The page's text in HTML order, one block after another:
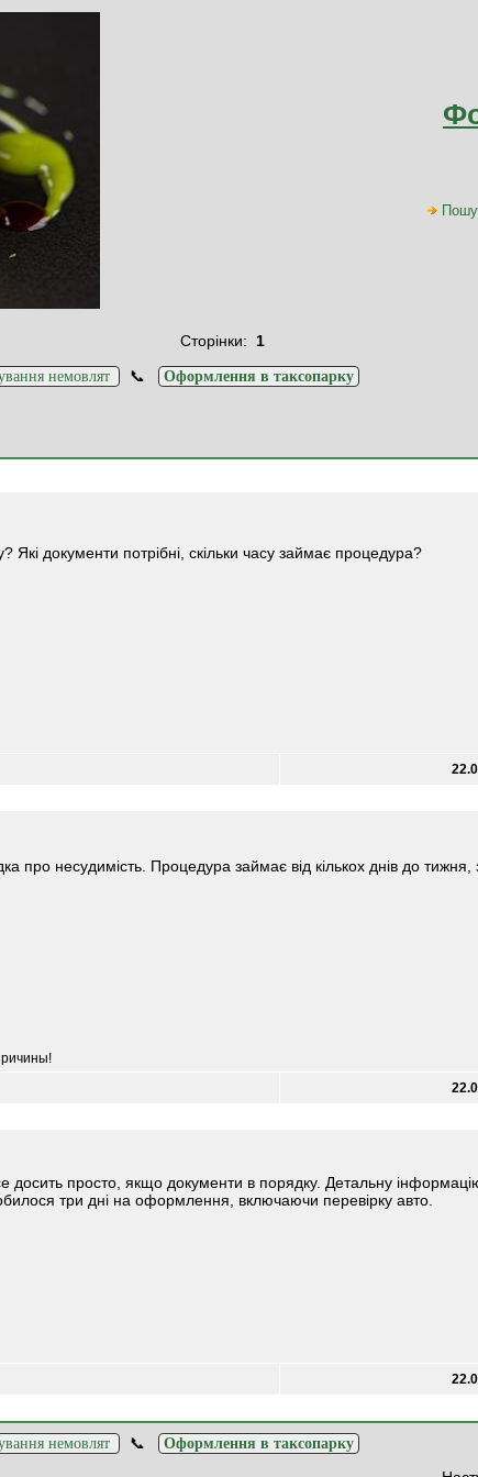
Сторінки: 1
немовлят 📞 Оформлення в таксопарку
Які документи потрібні, скільки часу займає процедура?
про несудимість. Процедура займає від кількох днів до
просто, якщо документи в порядку. Детальну
три дні на оформлення, включаючи перевірку авто.
немовлят 📞 Оформлення в таксопарку